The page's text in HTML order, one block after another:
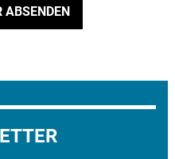
ABSENDEN